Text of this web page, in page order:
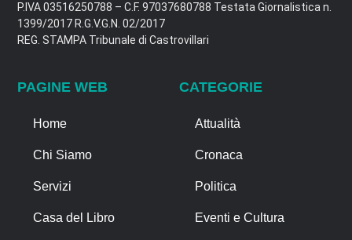
P.IVA 03516250788 – C.F. 97037680788 Testata Giornalistica n.
1399/2017 R.G.V.G.N. 02/2017
REG. STAMPA Tribunale di Castrovillari
PAGINE WEB
Home
Chi Siamo
Servizi
Casa del Libro
CATEGORIE
Attualità
Cronaca
Politica
Eventi e Cultura